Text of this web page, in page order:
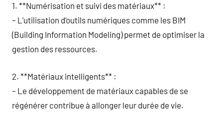
1. **Numérisation et suivi des matériaux** :
– L’utilisation d’outils numériques comme les BIM
(Building Information Modeling) permet de optimiser la
gestion des ressources.
2. **Matériaux intelligents** :
– Le développement de matériaux capables de se
régénérer contribue à allonger leur durée de vie.